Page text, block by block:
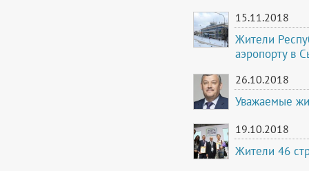
15.11.2018
Жители
аэропорту в
26.10.2018
Уважаемые
19.10.2018
Жители 46